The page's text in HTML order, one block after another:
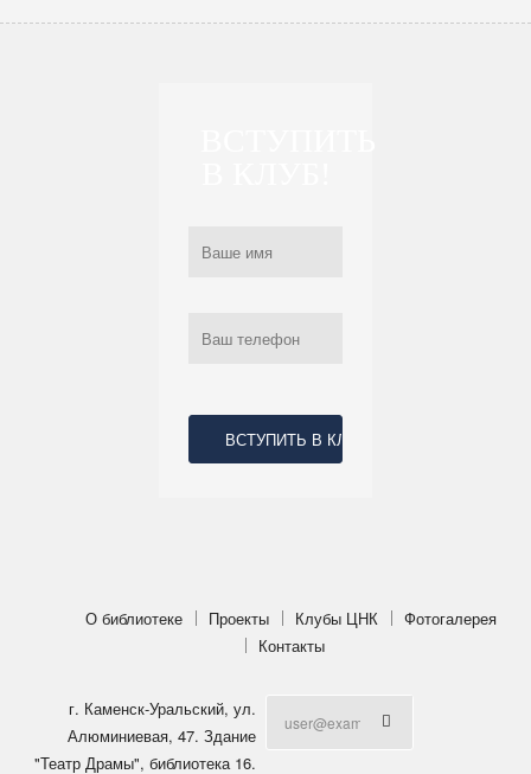
О библиотеке Проекты Клубы ЦНК
Фотогалерея
Контакты
г. Каменск-Уральский, ул.
Алюминиевая, 47. Здание
"Театр Драмы", библиотека 16.